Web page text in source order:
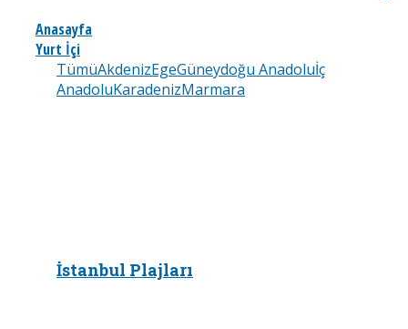
Anasayfa
Yurt İçi
TümüAkdenizEgeGüneydoğu Anadoluİç
AnadoluKaradenizMarmara
İstanbul Plajları